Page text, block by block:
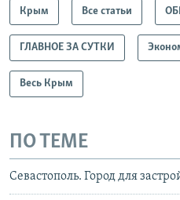
Крым Все статьи
ГЛАВНОЕ ЗА СУТКИ
Весь Крым
ПО ТЕМЕ
Севастополь. Город для